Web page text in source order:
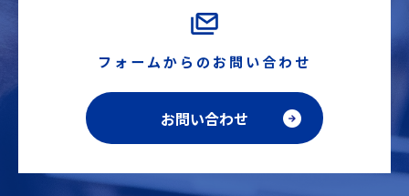
フォームからのお問い合わせ
お問い合わせ